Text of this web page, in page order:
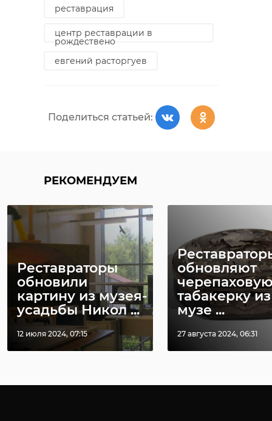
реставрация
центр реставрации в
рождествено
евгений расторгуев
Поделиться статьей:
РЕКОМЕНДУЕМ
Реставраторы
обновили
картину из музея-
усадьбы Никол ...
12 июля 2024, 07:15
обновляют
табакерку из
музе ...
27 августа 2024, 06:31